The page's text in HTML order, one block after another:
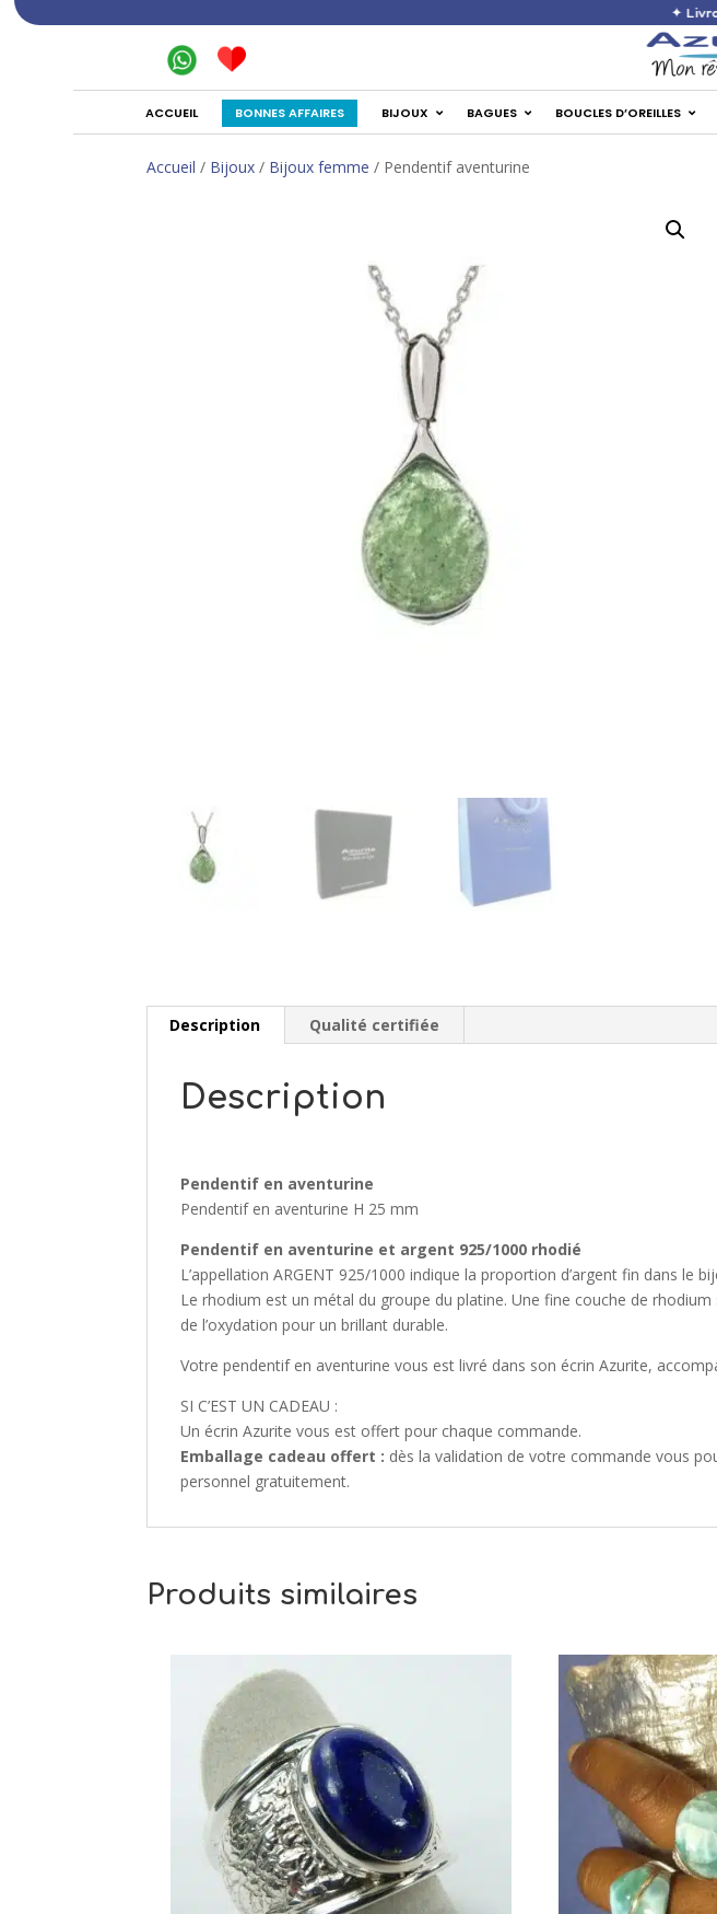
ACCUEIL BONNES AFFAIRES BIJOUX BAGUES BOUCLES D’OREILLES
Accueil / Bijoux / Bijoux femme / Pendentif aventurine
Description Qualité certifiée
Description
Pendentif en aventurine
Pendentif en aventurine H 25 mm
Pendentif en aventurine et argent 925/1000 rhodié
L’appellation ARGENT 925/1000 indique la proportion d’argent fin dans le
Le rhodium est un métal du groupe du platine. Une fine couche de
de l’oxydation pour un brillant durable.
Votre pendentif en aventurine vous est livré dans son écrin Azurite,
SI C’EST UN CADEAU :
Un écrin Azurite vous est offert pour chaque commande.
Emballage cadeau offert : dès la validation de votre commande vous
personnel gratuitement.
Produits similaires